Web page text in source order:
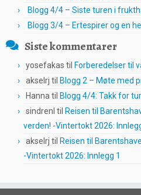
Blogg 4/4 – Siste turen i
Blogg 3/4 – Ertespirer og en
Siste kommentarer
yosefakas til Forberedelser til
akselrj til Blogg 2 – Møte med
Hanna til Blogg 4/4: Takk for
sindrenl til Reisen til
verden! -Vintertokt 2026:
akselrj til Reisen til
-Vintertokt 2026: Innlegg 1